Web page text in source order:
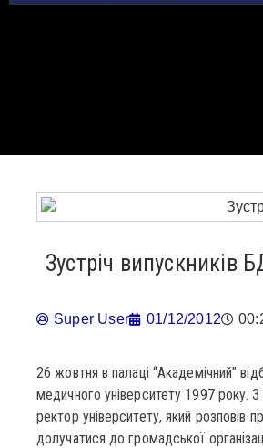
Зустріч випускників
Super User 01/12/2012
26 жовтня в палаці “Академічний”
медичного університету 1997 року.
ректор університету, який розповів
долучатися до громадської